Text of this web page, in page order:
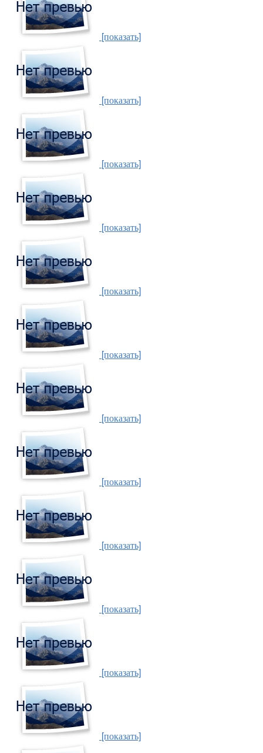
[показать]
[показать]
[показать]
[показать]
[показать]
[показать]
[показать]
[показать]
[показать]
[показать]
[показать]
[показать]